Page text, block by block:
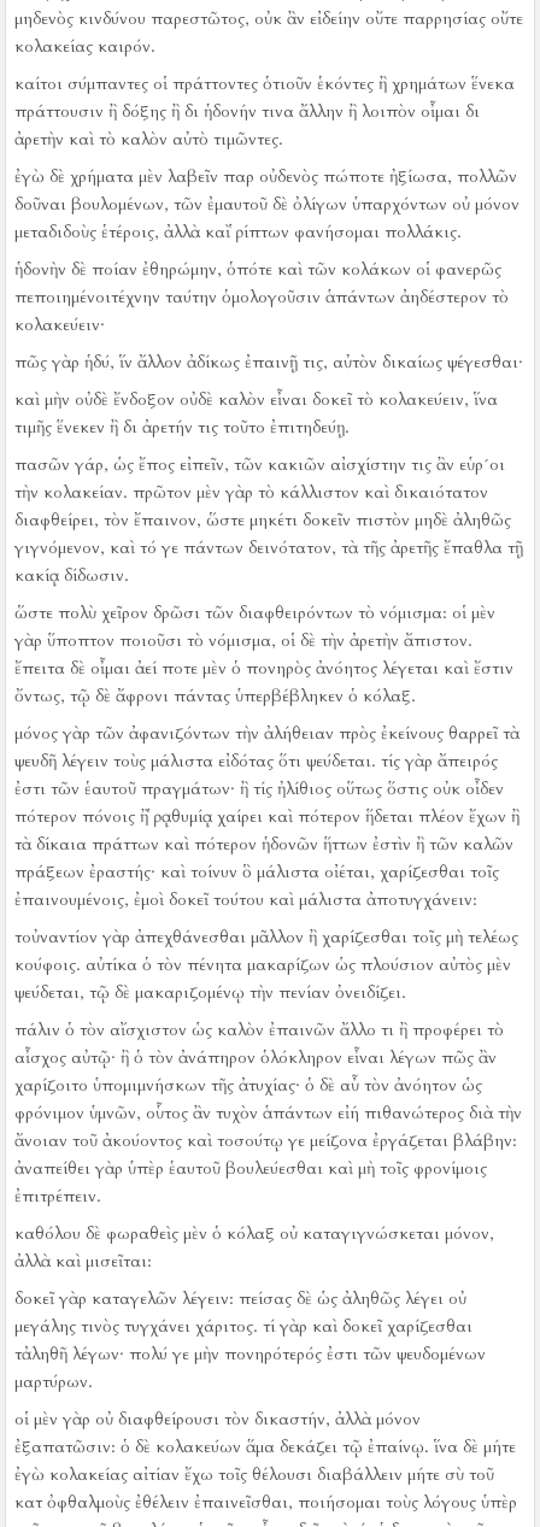
μηδενὸς κινδύνου παρεστῶτος, οὐκ ἂν εἰδείην οὔτε παρρησίας οὔτε
κολακείας καιρόν.
καίτοι σύμπαντες οἱ πράττοντες ὁτιοῦν ἑκόντες ἢ χρημάτων ἕνεκα
πράττουσιν ἢ δόξης ἢ δι ἡδονήν τινα ἄλλην ἢ λοιπὸν οἶμαι δι
ἀρετὴν καὶ τὸ καλὸν αὐτὸ τιμῶντες.
ἐγὼ δὲ χρήματα μὲν λαβεῖν παρ οὐδενὸς πώποτε ἠξίωσα, πολλῶν
δοῦναι βουλομένων, τῶν ἐμαυτοῦ δὲ ὀλίγων ὑπαρχόντων οὐ μόνον
μεταδιδοὺς ἑτέροις, ἀλλὰ καὶ ῥίπτων φανήσομαι πολλάκις.
ἡδονὴν δὲ ποίαν ἐθηρώμην, ὁπότε καὶ τῶν κολάκων οἱ φανερῶς
πεποιημένοιτέχνην ταύτην ὁμολογοῦσιν ἁπάντων ἀηδέστερον τὸ
κολακεύειν·
πῶς γὰρ ἡδύ, ἵν ἄλλον ἀδίκως ἐπαινῇ τις, αὐτὸν δικαίως ψέγεσθαι·
καὶ μὴν οὐδὲ ἔνδοξον οὐδὲ καλὸν εἶναι δοκεῖ τὸ κολακεύειν, ἵνα
τιμῆς ἕνεκεν ἢ δι ἀρετήν τις τοῦτο ἐπιτηδεύῃ.
πασῶν γάρ, ὡς ἔπος εἰπεῖν, τῶν κακιῶν αἰσχίστην τις ἂν εὑρ´οι
τὴν κολακείαν. πρῶτον μὲν γὰρ τὸ κάλλιστον καὶ δικαιότατον
διαφθείρει, τὸν ἔπαινον, ὥστε μηκέτι δοκεῖν πιστὸν μηδὲ ἀληθῶς
γιγνόμενον, καὶ τό γε πάντων δεινότατον, τὰ τῆς ἀρετῆς ἔπαθλα τῇ
κακίᾳ δίδωσιν.
ὥστε πολὺ χεῖρον δρῶσι τῶν διαφθειρόντων τὸ νόμισμα: οἱ μὲν
γὰρ ὕποπτον ποιοῦσι τὸ νόμισμα, οἱ δὲ τὴν ἀρετὴν ἄπιστον.
ἔπειτα δὲ οἶμαι ἀεί ποτε μὲν ὁ πονηρὸς ἀνόητος λέγεται καὶ ἔστιν
ὄντως, τῷ δὲ ἄφρονι πάντας ὑπερβέβληκεν ὁ κόλαξ.
μόνος γὰρ τῶν ἀφανιζόντων τὴν ἀλήθειαν πρὸς ἐκείνους θαρρεῖ τὰ
ψευδῆ λέγειν τοὺς μάλιστα εἰδότας ὅτι ψεύδεται. τίς γὰρ ἄπειρός
ἐστι τῶν ἑαυτοῦ πραγμάτων· ἢ τίς ἠλίθιος οὕτως ὅστις οὐκ οἶδεν
πότερον πόνοις ἢ ῥᾳθυμίᾳ χαίρει καὶ πότερον ἥδεται πλέον ἔχων ἢ
τὰ δίκαια πράττων καὶ πότερον ἡδονῶν ἥττων ἐστὶν ἢ τῶν καλῶν
πράξεων ἐραστής· καὶ τοίνυν ὃ μάλιστα οἰέται, χαρίζεσθαι τοῖς
ἐπαινουμένοις, ἐμοὶ δοκεῖ τούτου καὶ μάλιστα ἀποτυγχάνειν:
τοὐναντίον γὰρ ἀπεχθάνεσθαι μᾶλλον ἢ χαρίζεσθαι τοῖς μὴ τελέως
κούφοις. αὐτίκα ὁ τὸν πένητα μακαρίζων ὡς πλούσιον αὐτὸς μὲν
ψεύδεται, τῷ δὲ μακαριζομένῳ τὴν πενίαν ὀνειδίζει.
πάλιν ὁ τὸν αἴσχιστον ὡς καλὸν ἐπαινῶν ἄλλο τι ἢ προφέρει τὸ
αἶσχος αὐτῷ· ἢ ὁ τὸν ἀνάπηρον ὁλόκληρον εἶναι λέγων πῶς ἂν
χαρίζοιτο ὑπομιμνήσκων τῆς ἀτυχίας· ὁ δὲ αὖ τὸν ἀνόητον ὡς
φρόνιμον ὑμνῶν, οὗτος ἂν τυχὸν ἁπάντων εἰή πιθανώτερος διὰ τὴν
ἄνοιαν τοῦ ἀκούοντος καὶ τοσούτῳ γε μείζονα ἐργάζεται βλάβην:
ἀναπείθει γὰρ ὑπὲρ ἑαυτοῦ βουλεύεσθαι καὶ μὴ τοῖς φρονίμοις
ἐπιτρέπειν.
καθόλου δὲ φωραθεὶς μὲν ὁ κόλαξ οὐ καταγιγνώσκεται μόνον,
ἀλλὰ καὶ μισεῖται:
δοκεῖ γὰρ καταγελῶν λέγειν: πείσας δὲ ὡς ἀληθῶς λέγει οὐ
μεγάλης τινὸς τυγχάνει χάριτος. τί γὰρ καὶ δοκεῖ χαρίζεσθαι
τἀληθῆ λέγων· πολύ γε μὴν πονηρότερός ἐστι τῶν ψευδομένων
μαρτύρων.
οἱ μὲν γὰρ οὐ διαφθείρουσι τὸν δικαστήν, ἀλλὰ μόνον
ἐξαπατῶσιν: ὁ δὲ κολακεύων ἅμα δεκάζει τῷ ἐπαίνῳ. ἵνα δὲ μήτε
ἐγὼ κολακείας αἰτίαν ἔχω τοῖς θέλουσι διαβάλλειν μήτε σὺ τοῦ
κατ ὀφθαλμοὺς ἐθέλειν ἐπαινεῖσθαι, ποιήσομαι τοὺς λόγους ὑπὲρ